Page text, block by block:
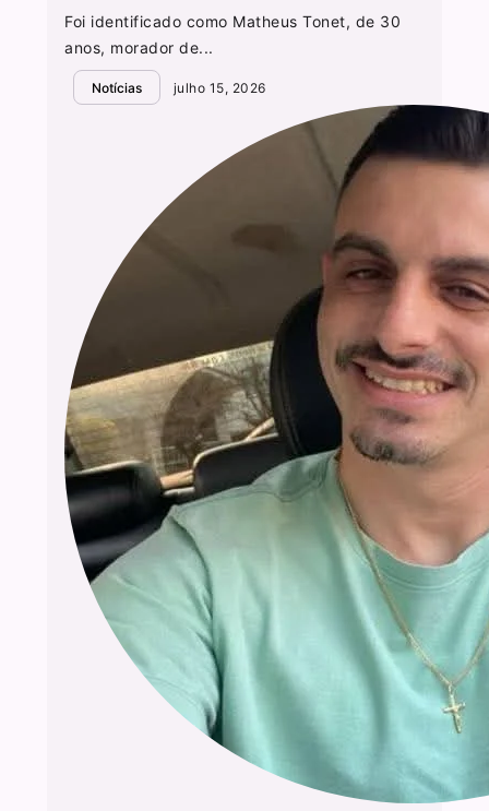
Foi identificado como Matheus Tonet, de 30
anos, morador de...
Notícias julho 15, 2026